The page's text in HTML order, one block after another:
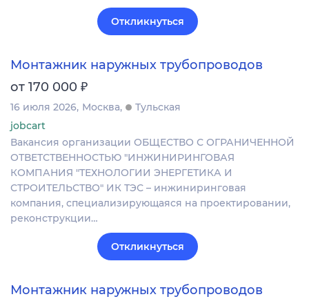
Откликнуться
Монтажник наружных трубопроводов
от 170 000 ₽
16 июля 2026 Москва
Тульская
jobcart
Вакансия организации ОБЩЕСТВО С ОГРАНИЧЕННОЙ
ОТВЕТСТВЕННОСТЬЮ "ИНЖИНИРИНГОВАЯ
КОМПАНИЯ "ТЕХНОЛОГИИ ЭНЕРГЕТИКА И
СТРОИТЕЛЬСТВО" ИК ТЭС – инжиниринговая
компания, специализирующаяся на проектировании,
реконструкции…
Откликнуться
Монтажник наружных трубопроводов